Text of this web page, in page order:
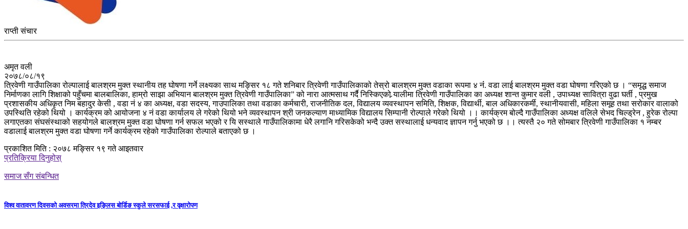
राप्ती संचार
अमृत वली
२०७८/०८/१९
त्रिवेणी गाउँपालिका रोल्पालाई बालश्रम मुक्त स्थानीय तह घोषणा गर्ने लक्ष्यका साथ मङ्सिर १८ गते शनिबार त्रिवेणी गाउँपालिकाको तेस्रो बालश्रम मुक्त वडाका रूपमा ४ नंं. वडा लाई बालश्रम मुक्त वडा घोषणा गरिएको छ । “समृद्ध समाज
निर्माणका लागि शिक्षाको पहुँचमा बालबालिका, हाम्रो साझा अभियान बालश्रम मुक्त त्रिवेणी गाउँपालिका” को नारा आत्मसाथ गर्दै निस्किएको र्‍यालीमा त्रिवेणी गाउँपालिका का अध्यक्ष शान्त कुमार वली , उपाध्यक्ष सावित्रा वुढा घर्ती , प्रमुख
प्रशासकीय अधिकृत निम बहादुर केसी , वडा नं ४ का अध्यक्ष, वडा सदस्य, गाउपालिका तथा वडाका कर्मचारी, राजनीतिक दल, विद्यालय व्यवस्थापन समिति, शिक्षक, विद्यार्थी, बाल अधिकारकर्मी, स्थानीयवासी, महिला समूह तथा सरोकार वालाको
उपस्थिति रहेको थियो । कार्यक्रम को आयोजना ४ नं वडा कार्यालय ले गरेको थियो भने व्यवस्थापन श्री जनकल्याण माध्यामिक विद्यालय सिम्पानी रोल्पाले गरेको थियो ।। कार्यक्रम बोल्दै गाउँपालिका अध्यक्ष वलिले सेभद चिल्ड्रेन , हुरेक रोल्पा
लगाएतका संघसंस्थाको सहयोगले बालश्रम मुक्त वडा घोषणा गर्न सफल भएको र यि सस्थाले गाउँपालिकामा धेरै लगानि गरिसकेको भन्दै उक्त सस्थालाई धन्यवाद ज्ञापन गर्नु भएको छ ।। त्यस्तै २० गते सोमबार त्रिवेणी गाउँपालिका १ नम्बर
वडालाई बालश्रम मुक्त वडा घोषणा गर्ने कार्यक्रम रहेको गाउँपालिका रोल्पाले बताएको छ ।
प्रकाशित मिति : २०७८ मङ्सिर १९ गते आइतवार
प्रतिक्रिया दिनुहोस्
समाज सँग संबन्धित
विश्व वातावरण दिवसको अवसरमा त्रिदेव इङ्लिस बोर्डिङ स्कुले सरसफाई ,र वृक्षारोपण